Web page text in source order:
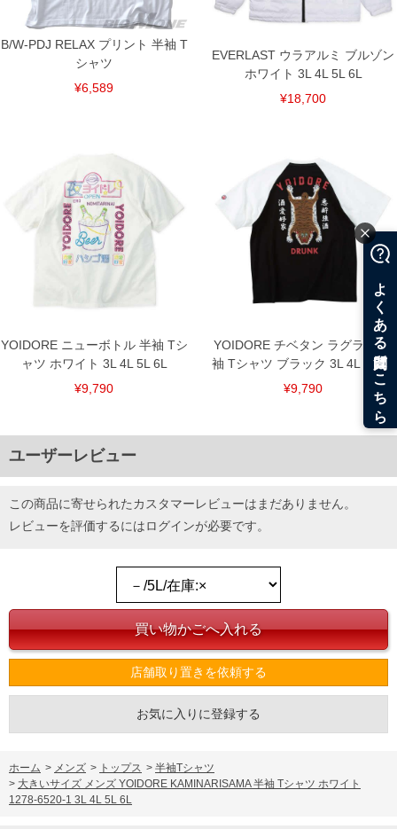
裾上げ料金は500円+税となります。
備考欄に股下●cmとご記入下さい。（裾上げ無料対象商品は1本につき税込6,000円以
上の品が対象。1本5,999円以下の商品は有料（500円+税）となります。）
出荷まで約1週間～20日間程お時間を頂く場合がございます。
尚、裾上げした商品は返品・交換不可となりますので、予めご了承下さい。
一部、お直しに対応出来ない商品がございます。(例：裾にファスナーや調節ひもが付
いている、極端なデザインが施されている等)
※当店での掲載商品は、実店鋪と在庫を共用しておりますので店頭での売り違い、店
舗からのお取り寄せ等により、お客様にご迷惑をお掛けしてしまう場合がございま
す。そのようなことがない様最大限に努めておりますが、もしあった場合速やかにご
連絡させて頂きますので予めご了承ください。
B/W-PDJ RELAX プリント 半袖 T
シャツ
¥6,589
EVERLAST ウラアルミ ブルゾン
ホワイト 3L 4L 5L 6L
¥18,700
YOIDORE ニューボトル 半袖 Tシ
ャツ ホワイト 3L 4L 5L 6L
¥9,790
YOIDORE チベタン ラグラン 半
袖 Tシャツ ブラック 3L 4L 5L 6L
¥9,790
ユーザーレビュー
この商品に寄せられたカスタマーレビューはまだありません。
レビューを評価するにはログインが必要です。
店舗取り置きを依頼する
お気に入りに登録する
ホーム > メンズ > トップス > 半袖Tシャツ
> 大きいサイズ メンズ YOIDORE KAMINARISAMA 半袖 Tシャツ ホワイト
1278-6520-1 3L 4L 5L 6L